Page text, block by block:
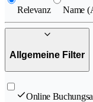
Relevanz Name
Allgemeine Filter
Online